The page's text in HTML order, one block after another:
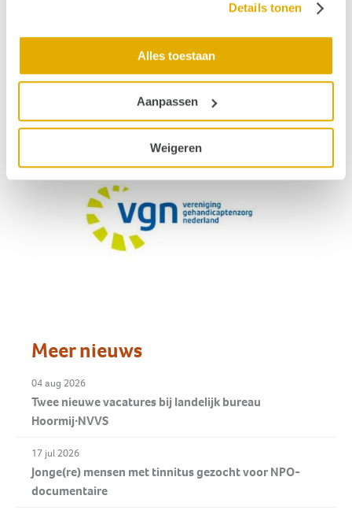
Details tonen
Alles toestaan
Aanpassen
Weigeren
Meer nieuws
04 aug 2026
Twee nieuwe vacatures bij landelijk bureau
Hoormij∙NVVS
17 jul 2026
Jonge(re) mensen met tinnitus gezocht voor NPO-
documentaire